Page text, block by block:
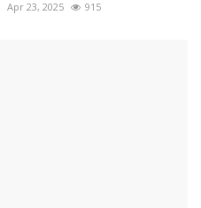
Apr 23, 2025 915